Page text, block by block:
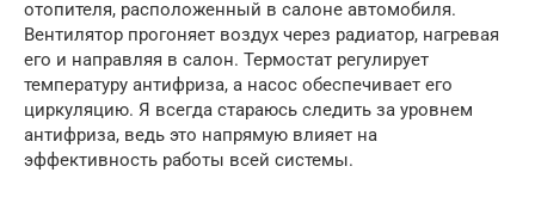
отопителя, расположенный в салоне автомобиля.
Вентилятор прогоняет воздух через радиатор, нагревая
его и направляя в салон. Термостат регулирует
температуру антифриза, а насос обеспечивает его
циркуляцию. Я всегда стараюсь следить за уровнем
антифриза, ведь это напрямую влияет на
эффективность работы всей системы.